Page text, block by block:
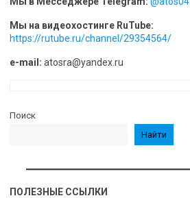
Мы на видеохостинге RuTube:
https://rutube.ru/channel/29354564/
e-mail: atosra@yandex.ru
Поиск
Найти
ПОЛЕЗНЫЕ ССЫЛКИ